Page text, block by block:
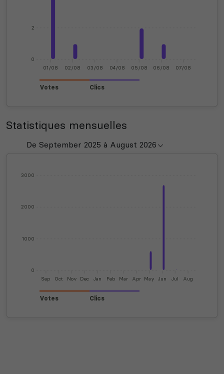
0
2
01/08 02/08 03/08 04/08 05/08 06/08 07/08
Votes Clics
Statistiques mensuelles
0
1000
2000
3000
Sep Oct Nov Dec Jan Feb Mar Apr May Jun Jul Aug
Votes Clics